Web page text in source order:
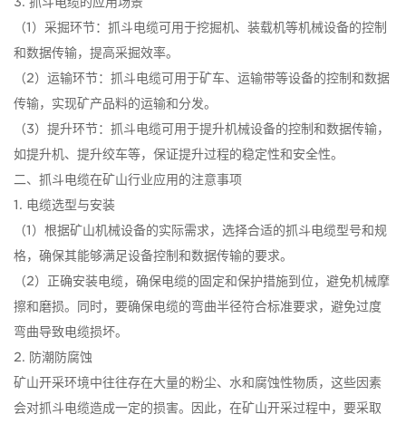
（1）采掘环节：抓斗电缆可用于挖掘机、装载机等机械设备的控制
和数据传输，提高采掘效率。
（2）运输环节：抓斗电缆可用于矿车、运输带等设备的控制和数据
传输，实现矿产品料的运输和分发。
（3）提升环节：抓斗电缆可用于提升机械设备的控制和数据传输，
如提升机、提升绞车等，保证提升过程的稳定性和安全性。
二、抓斗电缆在矿山行业应用的注意事项
1. 电缆选型与安装
（1）根据矿山机械设备的实际需求，选择合适的抓斗电缆型号和规
格，确保其能够满足设备控制和数据传输的要求。
（2）正确安装电缆，确保电缆的固定和保护措施到位，避免机械摩
擦和磨损。同时，要确保电缆的弯曲半径符合标准要求，避免过度
弯曲导致电缆损坏。
2. 防潮防腐蚀
矿山开采环境中往往存在大量的粉尘、水和腐蚀性物质，这些因素
会对抓斗电缆造成一定的损害。因此，在矿山开采过程中，要采取